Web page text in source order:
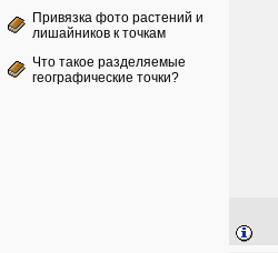
Привязка фото растений и
лишайников к точкам
Что такое разделяемые
географические точки?